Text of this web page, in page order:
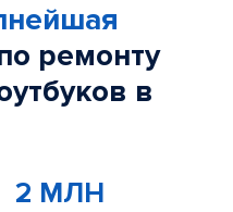
ремонту
в
2 МЛН